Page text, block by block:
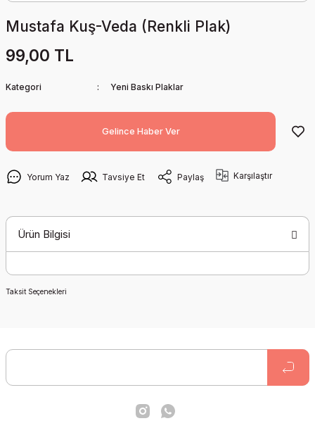
Mustafa Kuş-Veda (Renkli Plak)
99,00 TL
Kategori Yeni Baskı Plaklar
Gelince Haber Ver
Yorum Yaz Tavsiye Et Paylaş Karşılaştır
Ürün Bilgisi
Taksit Seçenekleri